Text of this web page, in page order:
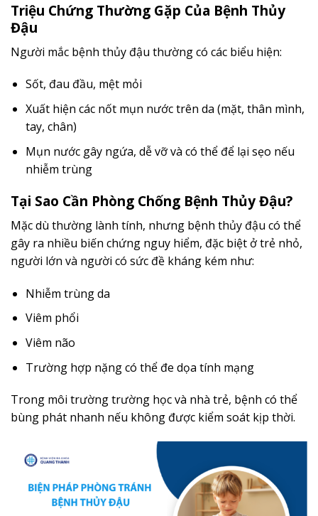
Triệu Chứng Thường Gặp Của Bệnh Thủy
Đậu
Người mắc bệnh thủy đậu thường có các biểu hiện:
Sốt, đau đầu, mệt mỏi
Xuất hiện các nốt mụn nước trên da (mặt, thân mình,
tay, chân)
Mụn nước gây ngứa, dễ vỡ và có thể để lại sẹo nếu
nhiễm trùng
Tại Sao Cần Phòng Chống Bệnh Thủy Đậu?
Mặc dù thường lành tính, nhưng bệnh thủy đậu có thể
gây ra nhiều biến chứng nguy hiểm, đặc biệt ở trẻ nhỏ,
người lớn và người có sức đề kháng kém như:
Nhiễm trùng da
Viêm phổi
Viêm não
Trường hợp nặng có thể đe dọa tính mạng
Trong môi trường trường học và nhà trẻ, bệnh có thể
bùng phát nhanh nếu không được kiểm soát kịp thời.